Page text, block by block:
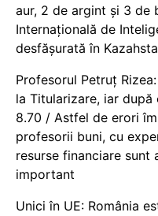
aur, 2 de argint și 3 de
Internațională de
desfășurată în
Profesorul Petruț
la Titularizare, iar
8.70 / Astfel de erori
profesorii buni, cu
resurse financiare sunt
important
Unici în UE: România